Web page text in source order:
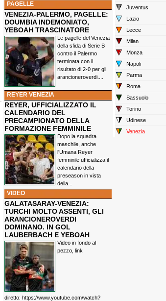
PAGELLE
VENEZIA-PALERMO, PAGELLE:
DOUMBIA INDEMONIATO,
YEBOAH TRASCINATORE
Le pagelle del Venezia
della sfida di Serie B
contro il Palermo
terminata con il
risultato di 2-0 per gli
arancioneroverdi....
REYER VENEZIA
REYER, UFFICIALIZZATO IL
CALENDARIO DEL
PRECAMPIONATO DELLA
FORMAZIONE FEMMINILE
Dopo la squadra
maschile, anche
l'Umana Reyer
femminile ufficializza il
calendario della
preseason in vista
della...
VIDEO
GALATASARAY-VENEZIA:
TURCHI MOLTO ASSENTI, GLI
ARANCIONEROVERDI
DOMINANO. IN GOL
LAUBERBACH E YEBOAH
Video in fondo al
pezzo, link
diretto: https://www.youtube.com/watch?
Juventus
Lazio
Lecce
Milan
Monza
Napoli
Parma
Roma
Sassuolo
Torino
Udinese
Venezia